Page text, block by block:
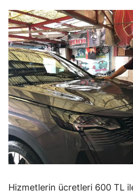
Hizmetlerin ücretleri 600 TL